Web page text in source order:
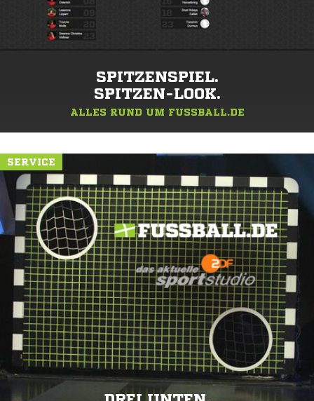
SPITZENSPIEL.
SPITZEN-LOOK.
ALLES RUND UM FUSSBALL.DE
SERVICE